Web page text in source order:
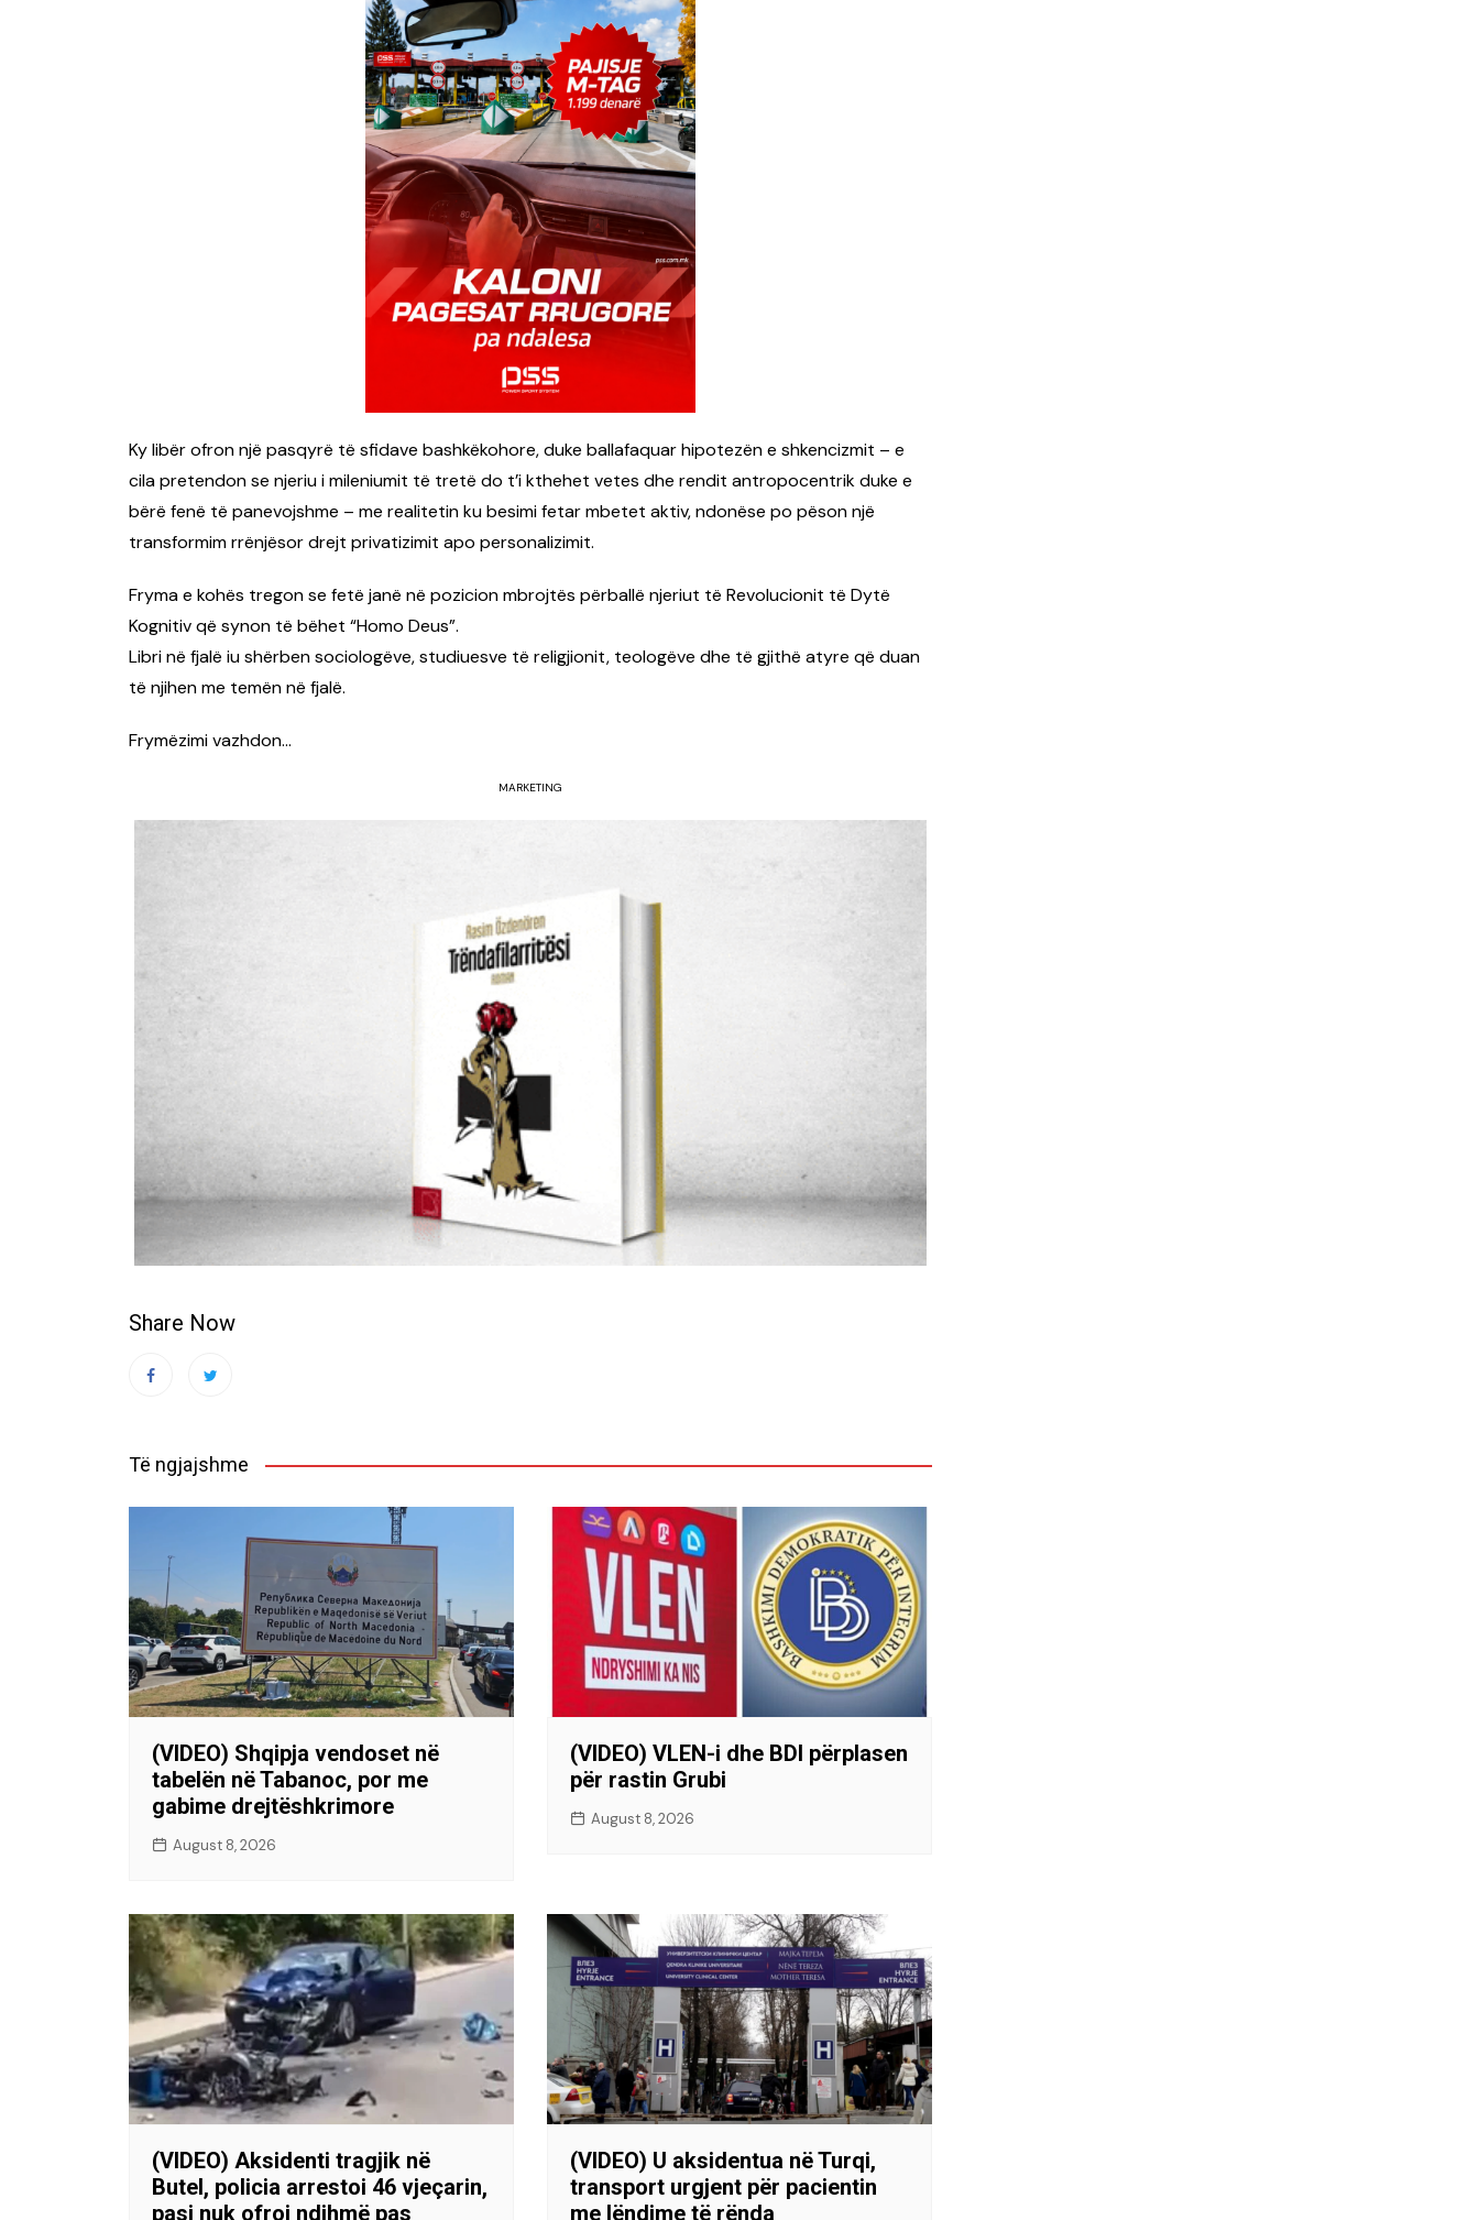
Ky libër ofron një pasqyrë të sfidave bashkëkohore, duke ballafaquar hipotezën e shkencizmit – e
cila pretendon se njeriu i mileniumit të tretë do t’i kthehet vetes dhe rendit antropocentrik duke e
bërë fenë të panevojshme – me realitetin ku besimi fetar mbetet aktiv, ndonëse po pëson një
transformim rrënjësor drejt privatizimit apo personalizimit.
Fryma e kohës tregon se fetë janë në pozicion mbrojtës përballë njeriut të Revolucionit të Dytë
Kognitiv që synon të bëhet “Homo Deus”.
Libri në fjalë iu shërben sociologëve, studiuesve të religjionit, teologëve dhe të gjithë atyre që duan
të njihen me temën në fjalë.
Frymëzimi vazhdon…
MARKETING
Share Now
Të ngjajshme
(VIDEO) Shqipja vendoset në
tabelën në Tabanoc, por me
gabime drejtëshkrimore
August 8, 2026
(VIDEO) VLEN-i dhe BDI përplasen
për rastin Grubi
August 8, 2026
(VIDEO) Aksidenti tragjik në
Butel, policia arrestoi 46 vjeçarin,
pasi nuk ofroi ndihmë pas
(VIDEO) U aksidentua në Turqi,
transport urgjent për pacientin
me lëndime të rënda